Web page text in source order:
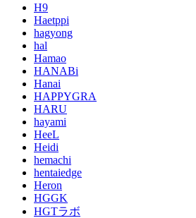
H9
Haetppi
hagyong
hal
Hamao
HANABi
Hanai
HAPPYGRA
HARU
hayami
HeeL
Heidi
hemachi
hentaiedge
Heron
HGGK
HGTラボ